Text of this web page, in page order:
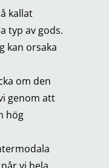
kallat
typ av gods.
kan orsaka
om den
genom att
hög